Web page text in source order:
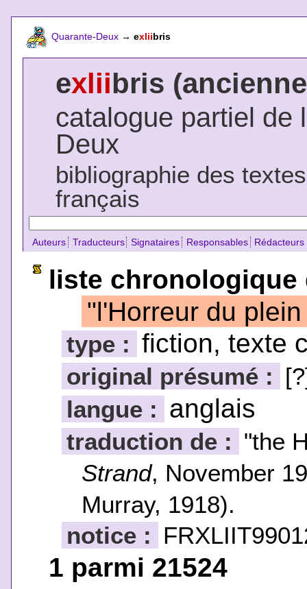
Quarante-Deux → exliibris
exliibris
catalogue partiel de
Deux
bibliographie des
français
Auteurs Traducteurs Signataires Responsables Rédacteurs
liste chronologique
"l'Horreur du
type : fiction, texte
original présumé :
langue : anglais
traduction de : "the
Strand, November
Murray, 1918).
notice :
1 parmi 21524